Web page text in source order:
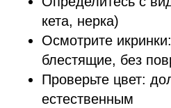
кета, нерка)
Осмотрите
блестящие, без
Проверьте цвет:
естественным